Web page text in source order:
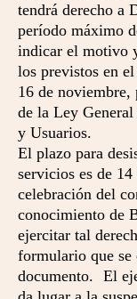
tendrá derecho a
período máximo
indicar el motivo
los previstos en
16 de noviembre,
de la Ley
y Usuarios.
El plazo para
servicios es de
celebración del
conocimiento de
ejercitar tal
formulario que se
documento. El